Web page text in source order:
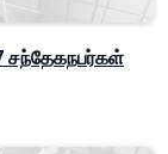
சந்தேகநபர்கள்